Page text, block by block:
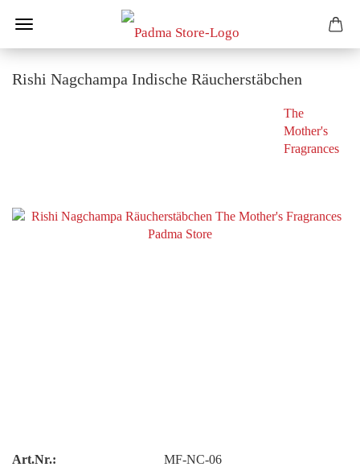
Rishi Nagchampa Indische Räucherstäbchen
The
Mother's
Fragrances
Art.Nr.:
MF-NC-06